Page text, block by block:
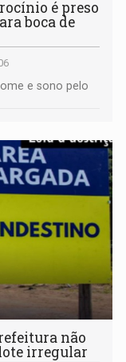
é preso
boca de
e sono pelo
não
irregular